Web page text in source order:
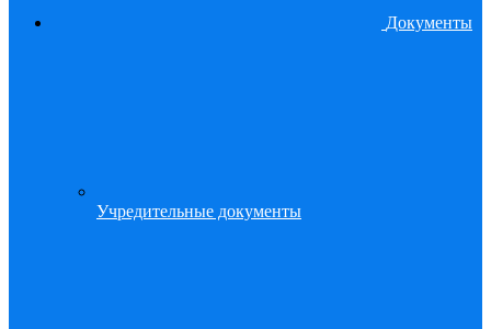
Документы
Учредительные документы